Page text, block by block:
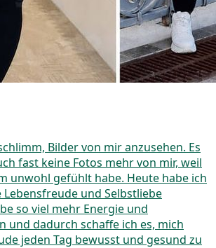
Bilder von mir anzusehen. Es
fast keine Fotos mehr von mir, weil
unwohl gefühlt habe. Heute habe ich
und Selbstliebe
so viel mehr Energie und
und dadurch schaffe ich es, mich
jeden Tag bewusst und gesund zu